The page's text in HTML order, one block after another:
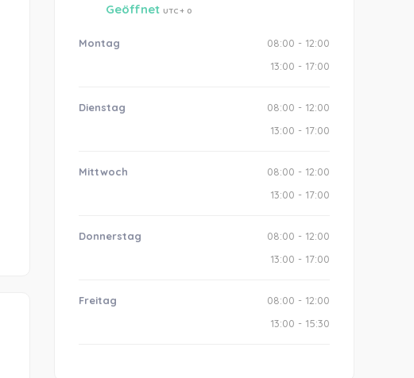
Geöffnet UTC + 0
Montag
08:00 - 12:00
13:00 - 17:00
Dienstag
08:00 - 12:00
13:00 - 17:00
Mittwoch
08:00 - 12:00
13:00 - 17:00
Donnerstag
08:00 - 12:00
13:00 - 17:00
Freitag
08:00 - 12:00
13:00 - 15:30